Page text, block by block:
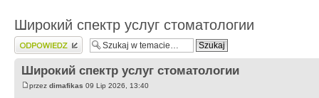
Широкий спектр услуг стоматологии
Wyślij odpowiedź
Широкий спектр услуг стоматологии
przez dimafikas 09 Lip 2026, 13:40